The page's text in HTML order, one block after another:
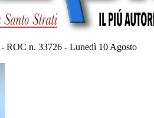
ROC n. 33726 - Lunedì 10 Agosto